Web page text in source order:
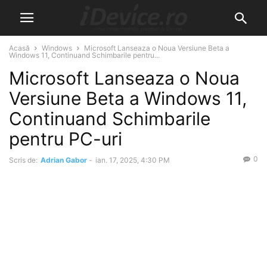
Acasă Windows
Microsoft Lanseaza o Noua Versiune Beta a
Windows 11, Continuand Schimbarile pentru...
Microsoft Lanseaza o Noua
Versiune Beta a Windows 11,
Continuand Schimbarile
pentru PC-uri
Scris de: Adrian Gabor - ian. 17, 2025, 4:30 PM 0